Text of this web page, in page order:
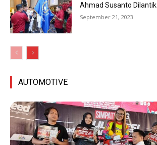
Ahmad Susanto Dilantik
September 21, 2023
AUTOMOTIVE